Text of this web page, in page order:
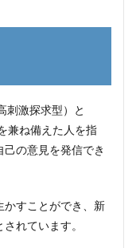
刺激探求型）と
兼ね備えた人を指
己の意見を発信でき
かすことができ、新
れています。